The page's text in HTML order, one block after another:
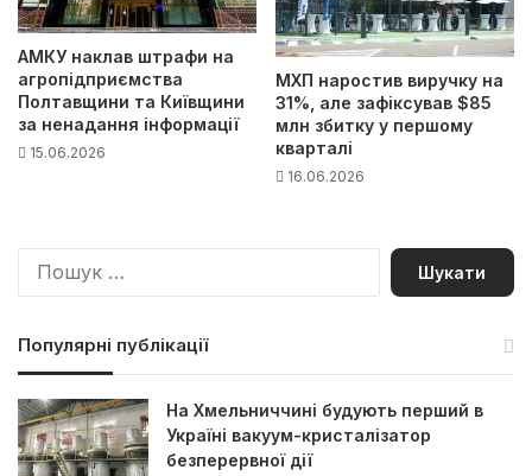
АМКУ наклав штрафи на
агропідприємства
Полтавщини та Київщини
за ненадання інформації
15.06.2026
МХП наростив виручку на
31%, але зафіксував $85
млн збитку у першому
кварталі
16.06.2026
П
Популярні публікації
На Хмельниччині будують перший в
Україні вакуум-кристалізатор
безперервної дії